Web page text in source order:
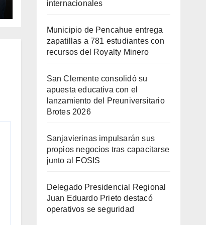
internacionales
Municipio de Pencahue entrega
zapatillas a 781 estudiantes con
recursos del Royalty Minero
San Clemente consolidó su
apuesta educativa con el
lanzamiento del Preuniversitario
Brotes 2026
Sanjavierinas impulsarán sus
propios negocios tras capacitarse
junto al FOSIS
Delegado Presidencial Regional
Juan Eduardo Prieto destacó
operativos se seguridad